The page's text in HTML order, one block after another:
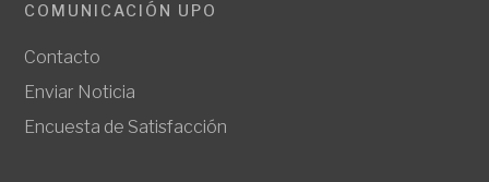
COMUNICACIÓN UPO
Contacto
Enviar Noticia
Encuesta de Satisfacción